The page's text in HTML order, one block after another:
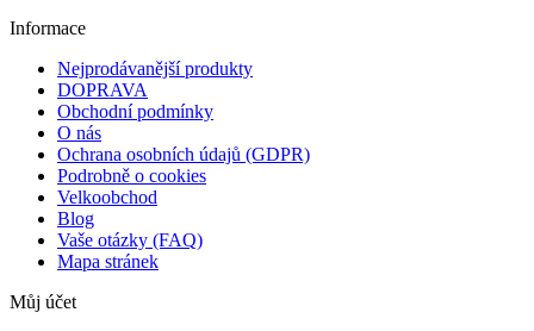
Informace
Nejprodávanější produkty
DOPRAVA
Obchodní podmínky
O nás
Ochrana osobních údajů (GDPR)
Podrobně o cookies
Velkoobchod
Blog
Vaše otázky (FAQ)
Mapa stránek
Můj účet